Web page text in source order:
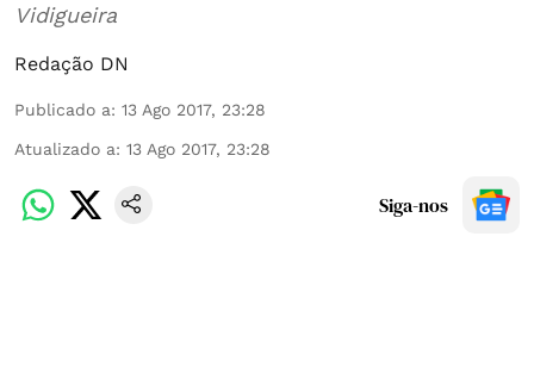
Vidigueira
Redação DN
Publicado a: 13 Ago 2017, 23:28
Atualizado a: 13 Ago 2017, 23:28
Siga-nos